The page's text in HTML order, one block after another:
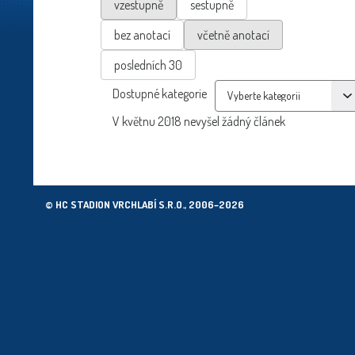
vzestupně
sestupně
bez anotací
včetně anotací
posledních 30
Dostupné kategorie
V květnu 2018 nevyšel žádný článek
© HC STADION VRCHLABÍ S.R.O., 2006–2026